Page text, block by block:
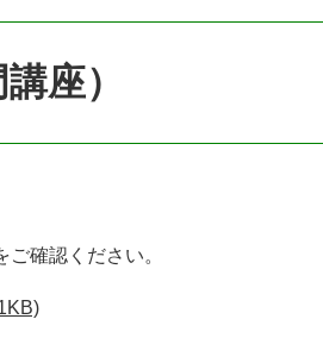
座）
確認ください。